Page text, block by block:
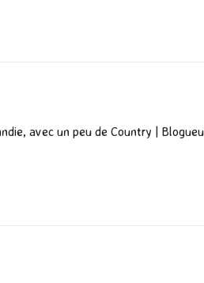
avec un peu de Country |